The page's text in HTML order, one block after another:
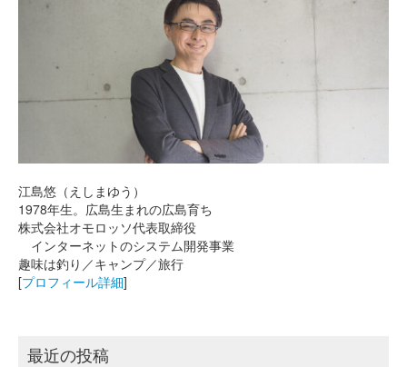
江島悠（えしまゆう）
1978年生。広島生まれの広島育ち
株式会社オモロッソ代表取締役
インターネットのシステム開発事業
趣味は釣り／キャンプ／旅行
[プロフィール詳細]
最近の投稿